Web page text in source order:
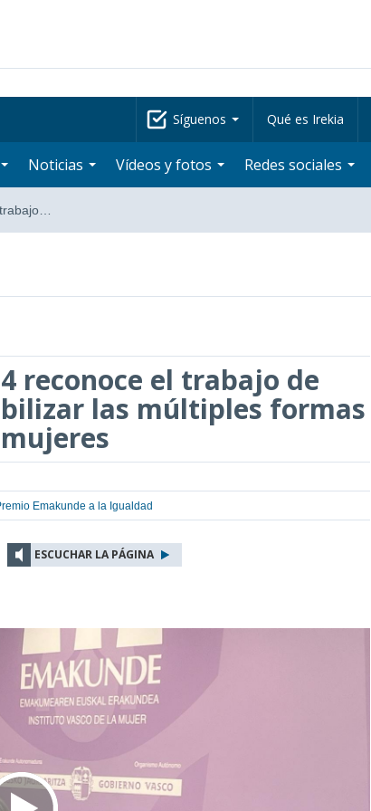
Síguenos Qué es Irekia
Noticias Vídeos y fotos Redes sociales
reconoce el trabajo de
las múltiples formas
Emakunde a la Igualdad
ESCUCHAR LA PÁGINA